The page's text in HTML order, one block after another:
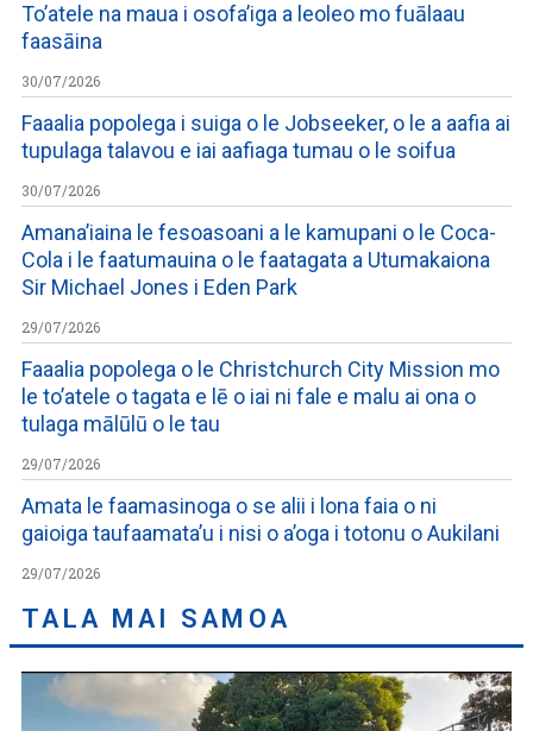
To’atele na maua i osofa’iga a leoleo mo fuālaau
faasāina
30/07/2026
Faaalia popolega i suiga o le Jobseeker, o le a aafia ai
tupulaga talavou e iai aafiaga tumau o le soifua
30/07/2026
Amana’iaina le fesoasoani a le kamupani o le Coca-
Cola i le faatumauina o le faatagata a Utumakaiona
Sir Michael Jones i Eden Park
29/07/2026
Faaalia popolega o le Christchurch City Mission mo
le to’atele o tagata e lē o iai ni fale e malu ai ona o
tulaga mālūlū o le tau
29/07/2026
Amata le faamasinoga o se alii i lona faia o ni
gaioiga taufaamata’u i nisi o a’oga i totonu o Aukilani
29/07/2026
TALA MAI SAMOA